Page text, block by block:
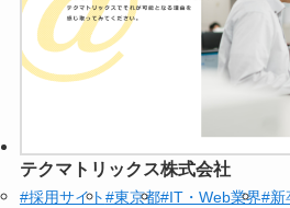
テクマトリックス株式会社
#採用サイト#東京都#IT・Web業界#新